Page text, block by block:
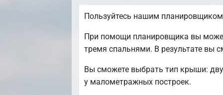
Пользуйтесь нашим
При помощи планировщика вы
тремя спальнями. В результате вы
Вы сможете выбрать тип крыши:
у малометражных построек.